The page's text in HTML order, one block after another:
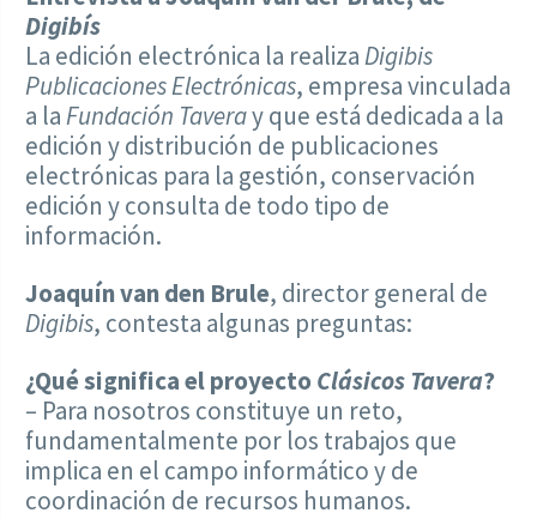
Digibís
La edición electrónica la realizaDigibis
Publicaciones Electrónicas, empresa vinculada
a laFundación Taveray que está dedicada a la
edición y distribución de publicaciones
electrónicas para la gestión, conservación
edición y consulta de todo tipo de
información.
Joaquín van den Brule, director general de
Digibis, contesta algunas preguntas:
¿Qué significa el proyecto Clásicos Tavera?
– Para nosotros constituye un reto,
fundamentalmente por los trabajos que
implica en el campo informático y de
coordinación de recursos humanos.